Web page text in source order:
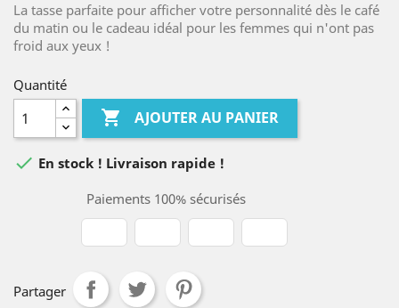
La tasse parfaite pour afficher votre personnalité dès le café
du matin ou le cadeau idéal pour les femmes qui n'ont pas
froid aux yeux !
Quantité
 AJOUTER AU PANIER
 En stock ! Livraison rapide !
Paiements 100% sécurisés
Partager